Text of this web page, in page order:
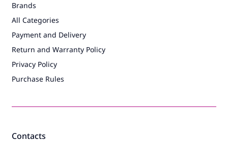
Contacts
Brands
All Categories
Payment and Delivery
Return and Warranty Policy
Privacy Policy
Purchase Rules